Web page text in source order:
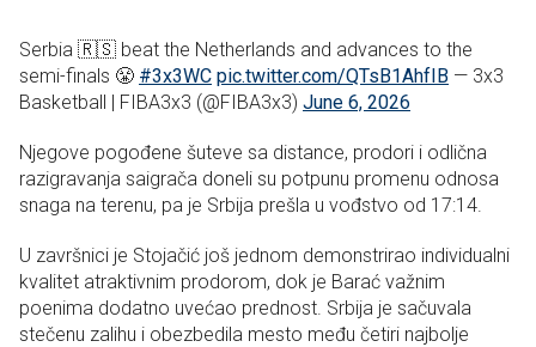
Serbia 🇷🇸 beat the Netherlands and advances to the
semi-finals 😤 #3x3WC pic.twitter.com/QTsB1AhfIB — 3x3
Basketball | FIBA3x3 (@FIBA3x3) June 6, 2026
Njegove pogođene šuteve sa distance, prodori i odlična
razigravanja saigrača doneli su potpunu promenu odnosa
snaga na terenu, pa je Srbija prešla u vođstvo od 17:14.
U završnici je Stojačić još jednom demonstrirao individualni
kvalitet atraktivnim prodorom, dok je Barać važnim
poenima dodatno uvećao prednost. Srbija je sačuvala
stečenu zalihu i obezbedila mesto među četiri najbolje